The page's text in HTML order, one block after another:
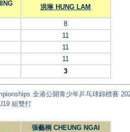
洪琳 HUNG LAM
8
11
11
11
3
全港公開青少年乒乓球錦標賽
組雙打
張藝桐 CHEUNG NGAI